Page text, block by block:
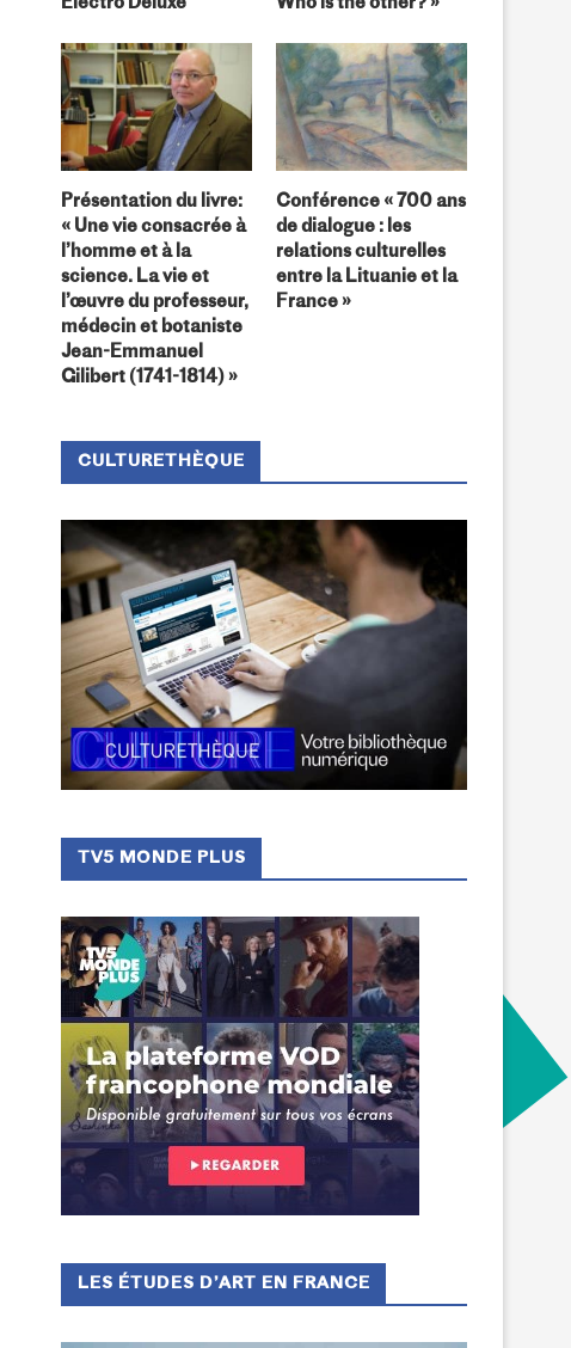
Electro Deluxe
Who is the other? »
Présentation du livre:
« Une vie consacrée à
l’homme et à la
science. La vie et
l’œuvre du professeur,
médecin et botaniste
Jean-Emmanuel
Gilibert (1741-1814) »
Conférence « 700 ans
de dialogue : les
relations culturelles
entre la Lituanie et la
France »
CULTURETHÈQUE
TV5 MONDE PLUS
LES ÉTUDES D’ART EN FRANCE